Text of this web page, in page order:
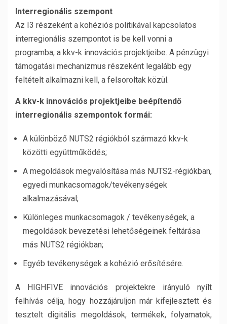
Interregionális szempont
Az I3 részeként a kohéziós politikával kapcsolatos
interregionális szempontot is be kell vonni a
programba, a kkv-k innovációs projektjeibe. A pénzügyi
támogatási mechanizmus részeként legalább egy
feltételt alkalmazni kell, a felsoroltak közül.
A kkv-k innovációs projektjeibe beépítendő
interregionális szempontok formái:
A különböző NUTS2 régiókból származó kkv-k
közötti együttműködés;
A megoldások megvalósítása más NUTS2-régiókban,
egyedi munkacsomagok/tevékenységek
alkalmazásával;
Különleges munkacsomagok / tevékenységek, a
megoldások bevezetési lehetőségeinek feltárása
más NUTS2 régiókban;
Egyéb tevékenységek a kohézió erősítésére.
A HIGHFIVE innovációs projektekre irányuló nyílt
felhívás célja, hogy hozzájáruljon már kifejlesztett és
tesztelt digitális megoldások, termékek, folyamatok,